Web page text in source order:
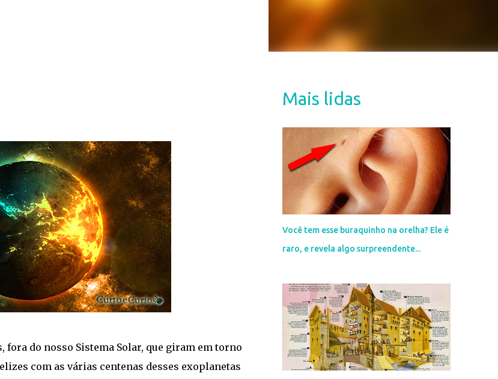
do nosso Sistema Solar, que giram em torno
com as várias centenas desses exoplanetas
Mais lidas
Você tem esse buraquinho na orelha? Ele é
raro, e revela algo surpreendente...